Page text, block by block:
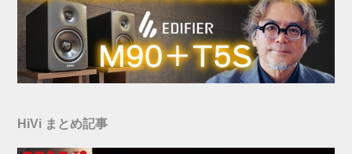
HiVi まとめ記事